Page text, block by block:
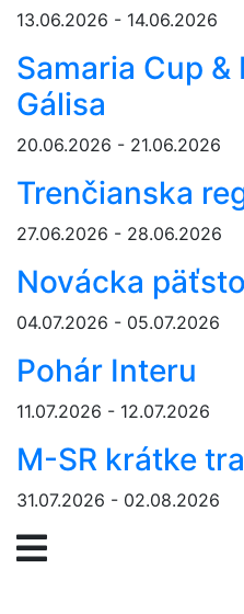
13.06.2026 - 14.06.2026
Samaria Cup &
Gálisa
20.06.2026 - 21.06.2026
Trenčianska
27.06.2026 - 28.06.2026
Novácka
04.07.2026 - 05.07.2026
Pohár Interu
11.07.2026 - 12.07.2026
M-SR krátke
31.07.2026 - 02.08.2026